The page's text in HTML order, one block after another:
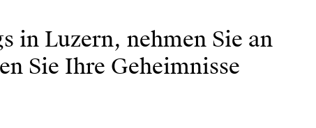
in Luzern, nehmen Sie an
Sie Ihre Geheimnisse